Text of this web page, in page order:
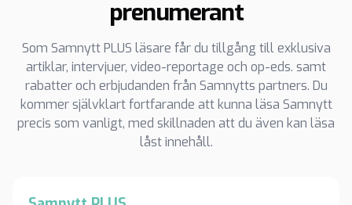
prenumerant
Som Samnytt PLUS läsare får du tillgång till exklusiva
artiklar, intervjuer, video-reportage och op-eds. samt
rabatter och erbjudanden från Samnytts partners. Du
kommer självklart fortfarande att kunna läsa Samnytt
precis som vanligt, med skillnaden att du även kan läsa
låst innehåll.